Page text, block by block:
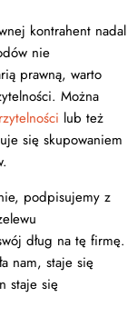
kontrahent nadal
nie
prawną, warto
Można
lub też
się skupowaniem
podpisujemy z
dług na tę firmę.
nam, staje się
staje się